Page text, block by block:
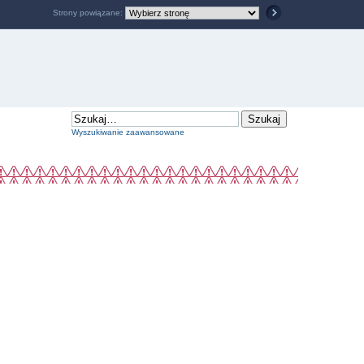
Wyszukiwanie zaawansowane
Strony powiązane: